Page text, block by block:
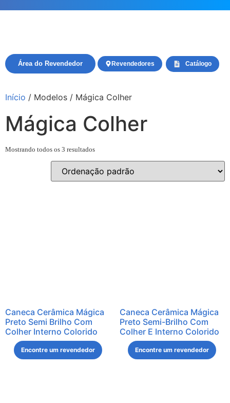
Catálogo
Revendedores
Área do Revendedor
Início / Modelos / Mágica Colher
Mágica Colher
Mostrando todos os 3 resultados
Caneca Cerâmica Mágica
Preto Semi Brilho Com
Colher Interno Colorido
Encontre um revendedor
Caneca Cerâmica Mágica
Preto Semi-Brilho Com
Colher E Interno Colorido
Encontre um revendedor